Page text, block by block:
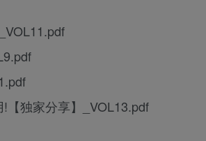
独家分享】_VOL13.pdf